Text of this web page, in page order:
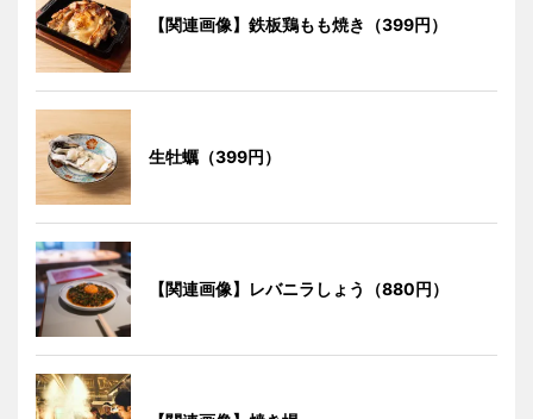
【関連画像】鉄板鶏もも焼き（399円）
生牡蠣（399円）
【関連画像】レバニラしょう（880円）